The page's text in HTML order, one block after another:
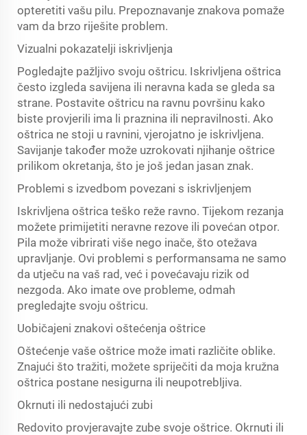
opteretiti vašu pilu. Prepoznavanje znakova pomaže
vam da brzo riješite problem.
Vizualni pokazatelji iskrivljenja
Pogledajte pažljivo svoju oštricu. Iskrivljena oštrica
često izgleda savijena ili neravna kada se gleda sa
strane. Postavite oštricu na ravnu površinu kako
biste provjerili ima li praznina ili nepravilnosti. Ako
oštrica ne stoji u ravnini, vjerojatno je iskrivljena.
Savijanje također može uzrokovati njihanje oštrice
prilikom okretanja, što je još jedan jasan znak.
Problemi s izvedbom povezani s iskrivljenjem
Iskrivljena oštrica teško reže ravno. Tijekom rezanja
možete primijetiti neravne rezove ili povećan otpor.
Pila može vibrirati više nego inače, što otežava
upravljanje. Ovi problemi s performansama ne samo
da utječu na vaš rad, već i povećavaju rizik od
nezgoda. Ako imate ove probleme, odmah
pregledajte svoju oštricu.
Uobičajeni znakovi oštećenja oštrice
Oštećenje vaše oštrice može imati različite oblike.
Znajući što tražiti, možete spriječiti da moja kružna
oštrica postane nesigurna ili neupotrebljiva.
Okrnuti ili nedostajući zubi
Redovito provjeravajte zube svoje oštrice. Okrnuti ili